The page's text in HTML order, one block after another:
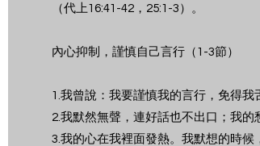
（代上16:41-42，25:1-3）。
內心抑制，謹慎自己言行（1-3節）
1.我曾說：我要謹慎我的言行，免得我
2.我默然無聲，連好話也不出口；我的
3.我的心在我裡面發熱。我默想的時候